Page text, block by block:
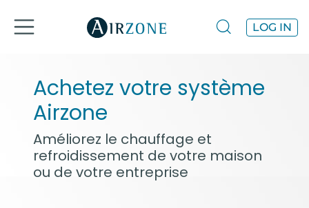
LOG IN
Achetez votre système
Airzone
Améliorez le chauffage et
refroidissement de votre maison
ou de votre entreprise